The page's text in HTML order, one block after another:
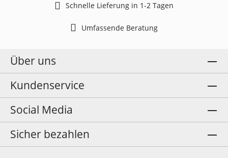
Schnelle Lieferung in 1-2 Tagen
Umfassende Beratung
Über uns
Kundenservice
Social Media
Sicher bezahlen